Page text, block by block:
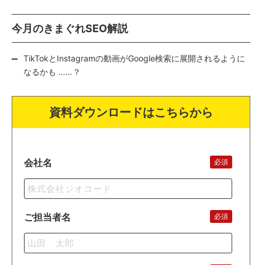
今月のきまぐれSEO解説
TikTokとInstagramの動画がGoogle検索に展開されるように
なるかも ……？
資料ダウンロードはこちらから
会社名 必須
ご担当者名 必須